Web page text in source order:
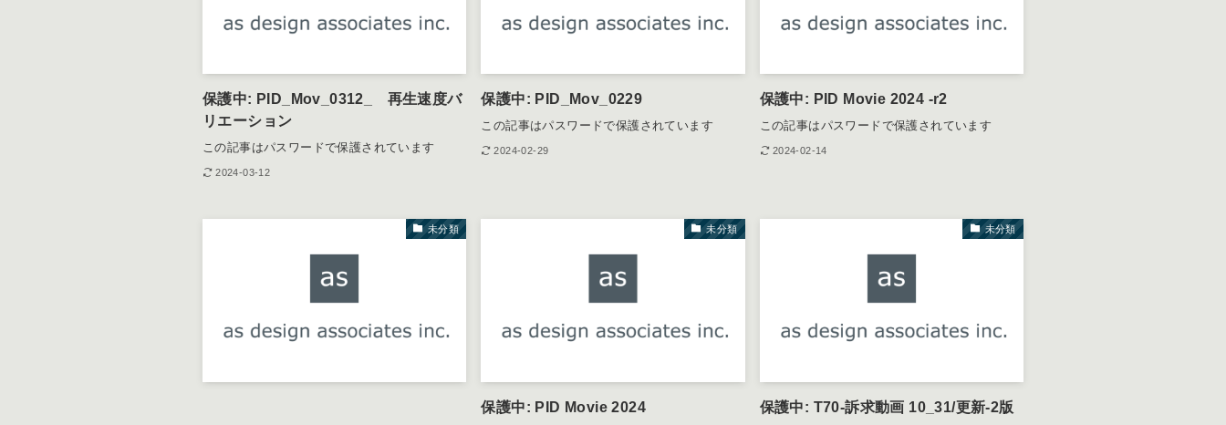
保護中: PID_Mov_0312_ 再生速度バ
リエーション
この記事はパスワードで保護されています
2024-03-12
保護中: PID_Mov_0229
この記事はパスワードで保護されています
2024-02-29
保護中: PID Movie 2024 -r2
この記事はパスワードで保護されています
2024-02-14
未分類 未分類
保護中: PID Movie 2024
未分類
保護中: T70-訴求動画 10_31/更新-2版